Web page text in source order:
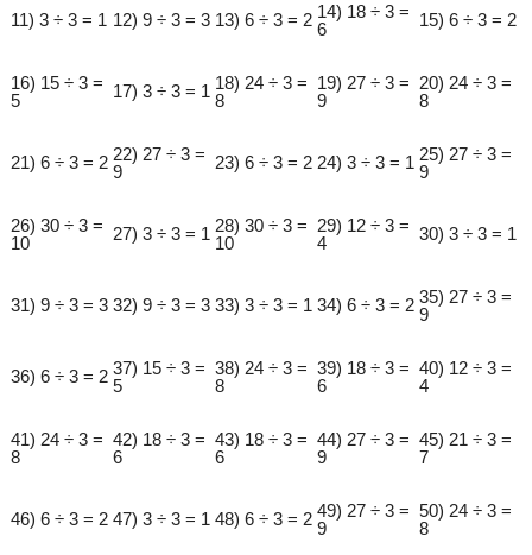
11) 3 ÷ 3 = 1 12) 9 ÷ 3 = 3 13) 6 ÷ 3 = 2 14) 18 ÷ 3 =
6
15) 6 ÷ 3 = 2
16) 15 ÷ 3 =
5
17) 3 ÷ 3 = 1 18) 24 ÷ 3 =
8
19) 27 ÷ 3 =
9
20) 24 ÷ 3 =
8
21) 6 ÷ 3 = 2 22) 27 ÷ 3 =
9
23) 6 ÷ 3 = 2 24) 3 ÷ 3 = 1 25) 27 ÷ 3 =
9
26) 30 ÷ 3 =
10
27) 3 ÷ 3 = 1 28) 30 ÷ 3 =
10
29) 12 ÷ 3 =
4
30) 3 ÷ 3 = 1
31) 9 ÷ 3 = 3 32) 9 ÷ 3 = 3 33) 3 ÷ 3 = 1 34) 6 ÷ 3 = 2 35) 27 ÷ 3 =
9
36) 6 ÷ 3 = 2 37) 15 ÷ 3 =
5
38) 24 ÷ 3 =
8
39) 18 ÷ 3 =
6
40) 12 ÷ 3 =
4
41) 24 ÷ 3 =
8
42) 18 ÷ 3 =
6
43) 18 ÷ 3 =
6
44) 27 ÷ 3 =
9
45) 21 ÷ 3 =
7
46) 6 ÷ 3 = 2 47) 3 ÷ 3 = 1 48) 6 ÷ 3 = 2 49) 27 ÷ 3 =
9
50) 24 ÷ 3 =
8